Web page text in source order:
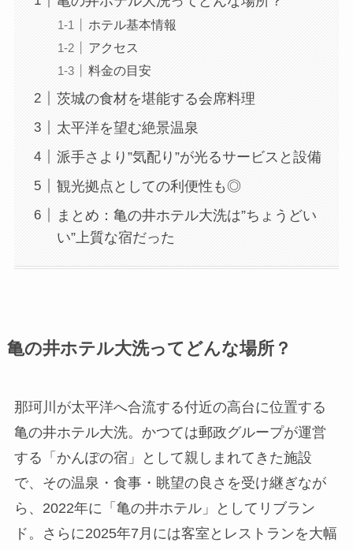
ホテル基本情報
アクセス
料金の目安
茨城の食材を堪能する会席料理
太平洋を望む絶景温泉
派手さより”気配り”が光るサービスと設備
観光拠点としての利便性も◎
まとめ：亀の井ホテル大洗は”ちょうどい
い”上質な宿だった
亀の井ホテル大洗ってどんな場所？
那珂川が太平洋へ合流する付近の高台に位置する
亀の井ホテル大洗。かつては郵政グループが運営
する「かんぽの宿」として親しまれてきた施設
で、その温泉・食事・眺望の良さを受け継ぎなが
ら、2022年に「亀の井ホテル」としてリブラン
ド。さらに2025年7月には客室とレストランを大幅